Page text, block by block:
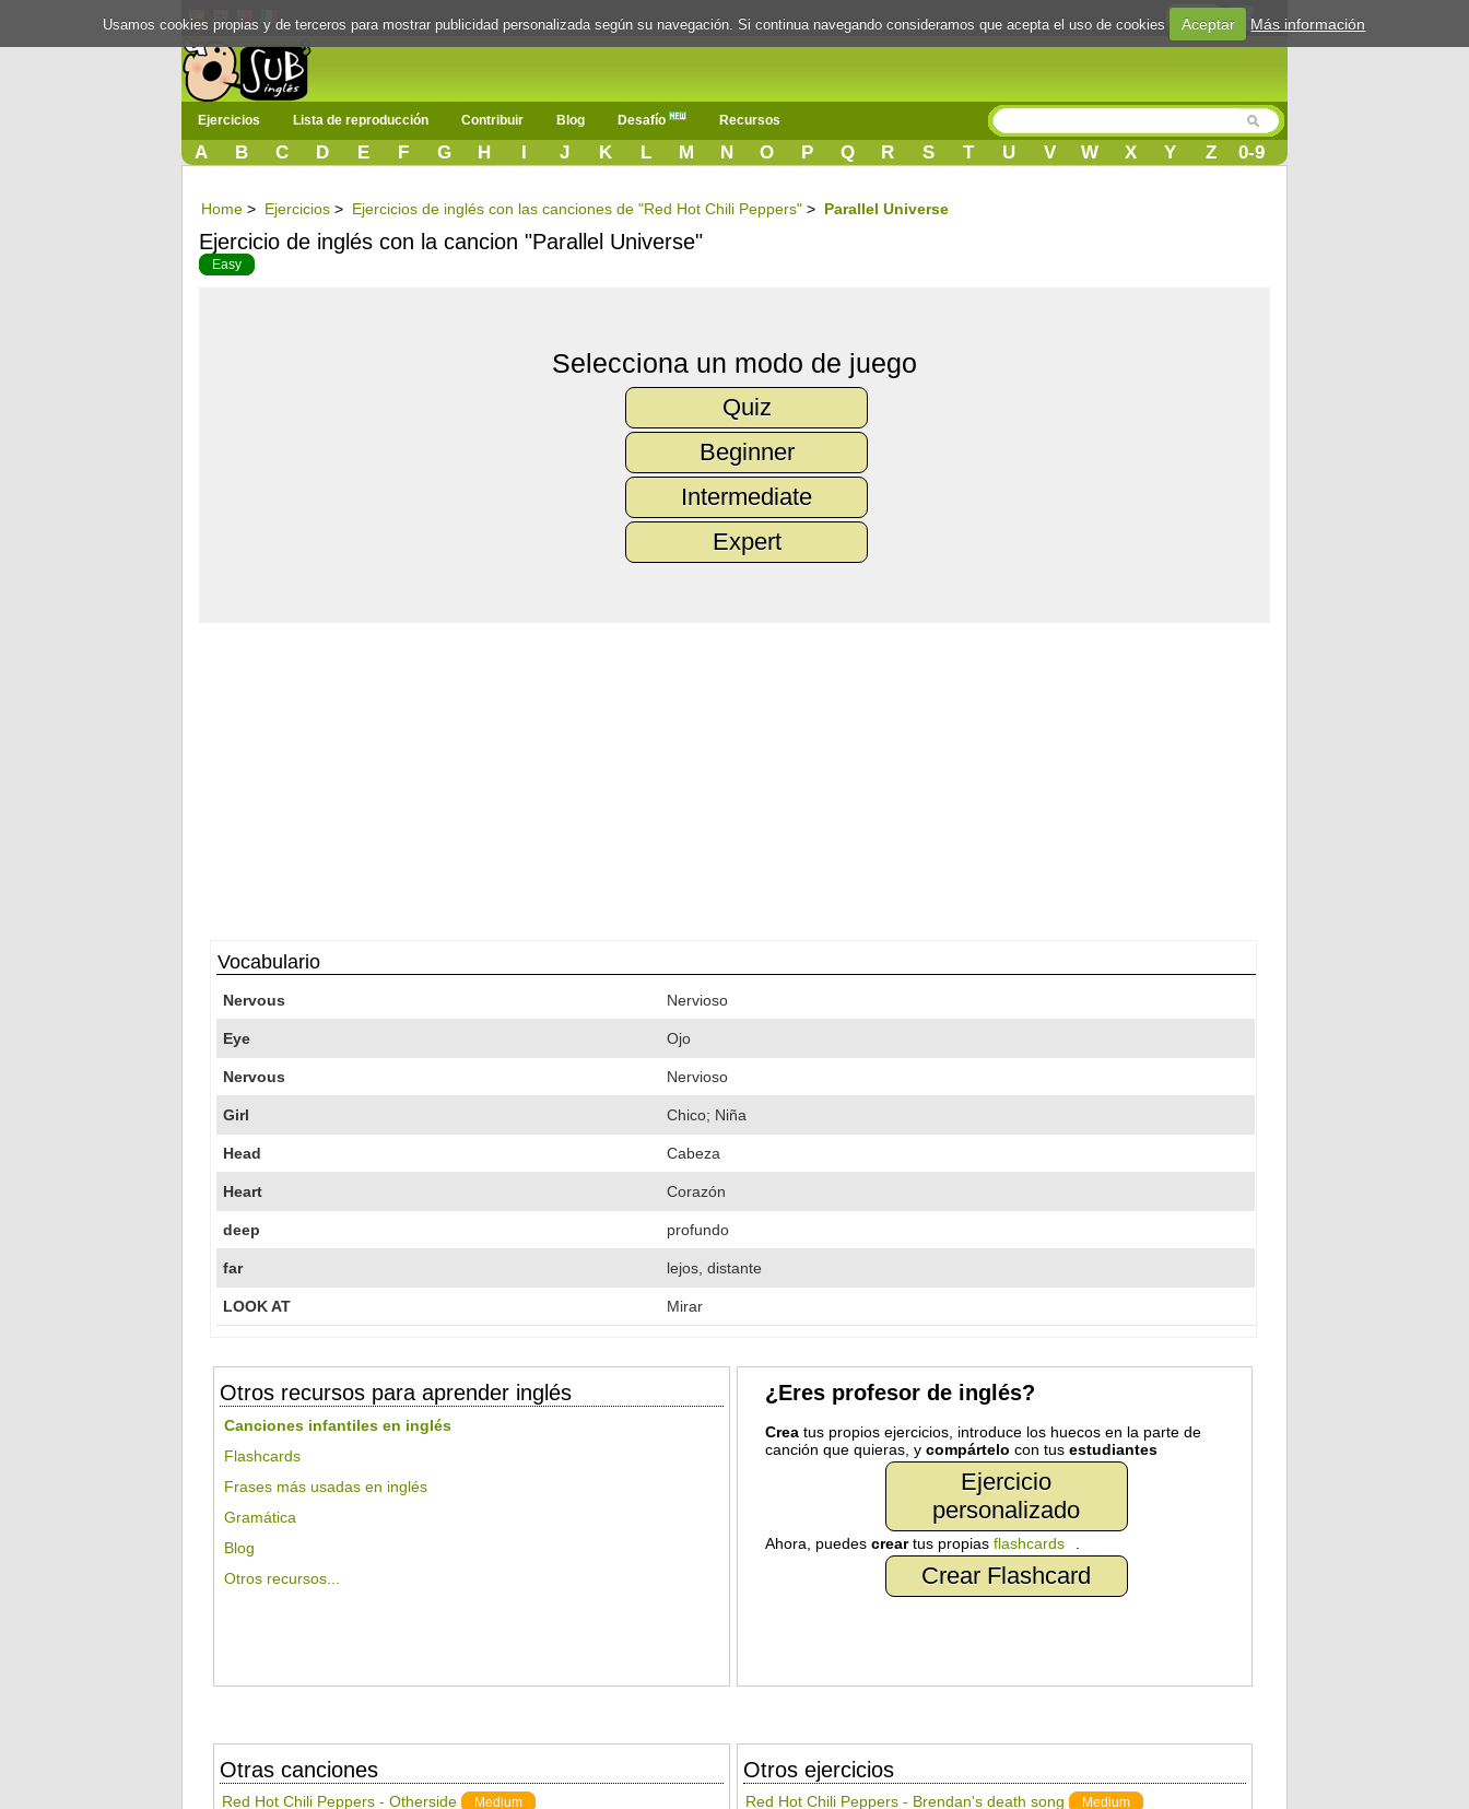
Login
Ejercicios Lista de reproducción Contribuir Blog Desafío Recursos
A B C D E F G H I J K L M N O P Q R S T U V W X Y Z 0-9
Home > Ejercicios > Ejercicios de inglés con las canciones de "Red Hot Chili Peppers" > Parallel Universe
Ejercicio de inglés con la cancion "Parallel Universe"
Easy
Selecciona un modo de juego
Quiz
Beginner
Intermediate
Expert
Vocabulario
Nervous Nervioso
Eye Ojo
Nervous Nervioso
Girl Chico; Niña
Head Cabeza
Heart Corazón
deep profundo
far lejos, distante
LOOK AT Mirar
Otros recursos para aprender inglés
Canciones infantiles en inglés
Flashcards
Frases más usadas en inglés
Gramática
Blog
Otros recursos...
¿Eres profesor de inglés?
Creatus propios ejercicios, introduce los huecos en la parte de
canción que quieras, y compártelo con tus estudiantes
Ejercicio
personalizado
Ahora, puedes creartus propias flashcards
Crear Flashcard
Otras canciones
Red Hot Chili Peppers - Otherside Medium
Otros ejercicios
Red Hot Chili Peppers - Brendan's death song Medium
Usamos cookies propias y de terceros para mostrar publicidad personalizada según su navegación. Si continua navegando consideramos que acepta el uso de cookies Aceptar Más información